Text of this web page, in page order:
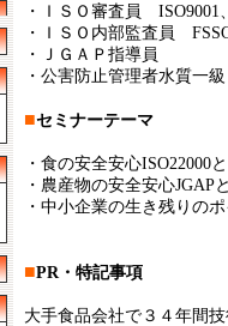
・ＩＳＯ審査員 ISO9001
・ＩＳＯ内部監査員
・ＪＧＡＰ指導員
・公害防止管理者水質一級
■セミナーテーマ
・食の安全安心ISO22000
・農産物の安全安心JGAP
・中小企業の生き残りの
■PR・特記事項
大手食品会社で３４年間